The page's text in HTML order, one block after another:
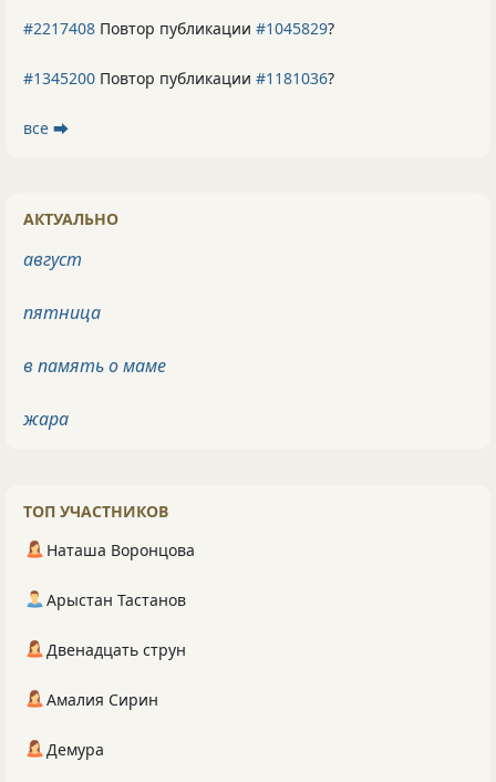
#2217408 Повтор публикации #1045829?
#1345200 Повтор публикации #1181036?
все ⮕
АКТУАЛЬНО
август
пятница
в память о маме
жара
ТОП УЧАСТНИКОВ
Наташа Воронцова
Арыстан Тастанов
Двенадцать струн
Амалия Сирин
Демура